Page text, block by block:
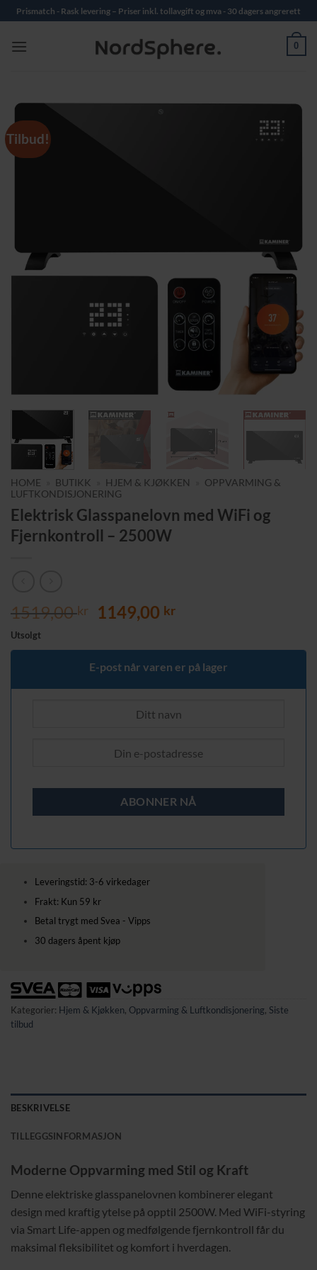
Skip
to
content
Prismatch - Rask levering – Priser inkl. tollavgift og mva - 30 dagers angrerett
0
Tilbud!
HOME BUTIKK HJEM & KJØKKEN
OPPVARMING &
LUFTKONDISJONERING
Elektrisk Glasspanelovn med WiFi og
Fjernkontroll – 2500W
1519,00kr
Opprinnelig
var:
1519,00 kr.
1149,00 krNåværende
er:
1149,00 kr.
Utsolgt
E-post når varen er på lager
Leveringstid: 3-6 virkedager
Frakt: Kun 59 kr
Betal trygt med Svea - Vipps
30 dagers åpent kjøp
Kategorier: Hjem & Kjøkken, Oppvarming & Luftkondisjonering, Siste
tilbud
BESKRIVELSE
TILLEGGSINFORMASJON
Moderne Oppvarming med Stil og Kraft
Denne elektriske glasspanelovnen kombinerer elegant
design med kraftig ytelse på opptil 2500W. Med WiFi-styring
via Smart Life-appen og medfølgende fjernkontroll får du
maksimal fleksibilitet og komfort i hverdagen.